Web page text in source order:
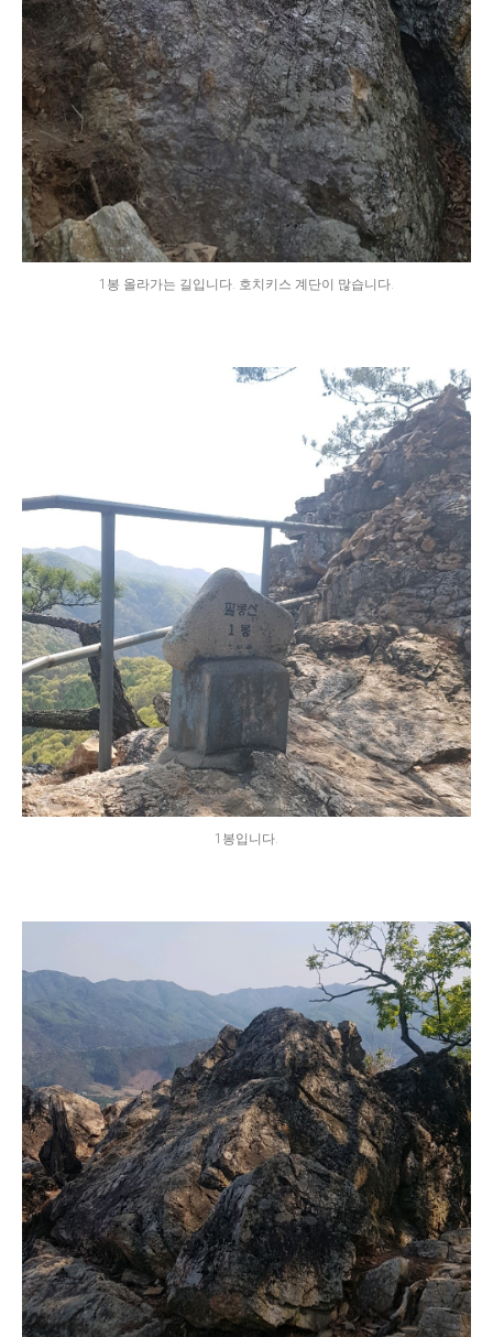
1봉 올라가는 길입니다. 호치키스 계단이 많습니다.
1봉입니다.